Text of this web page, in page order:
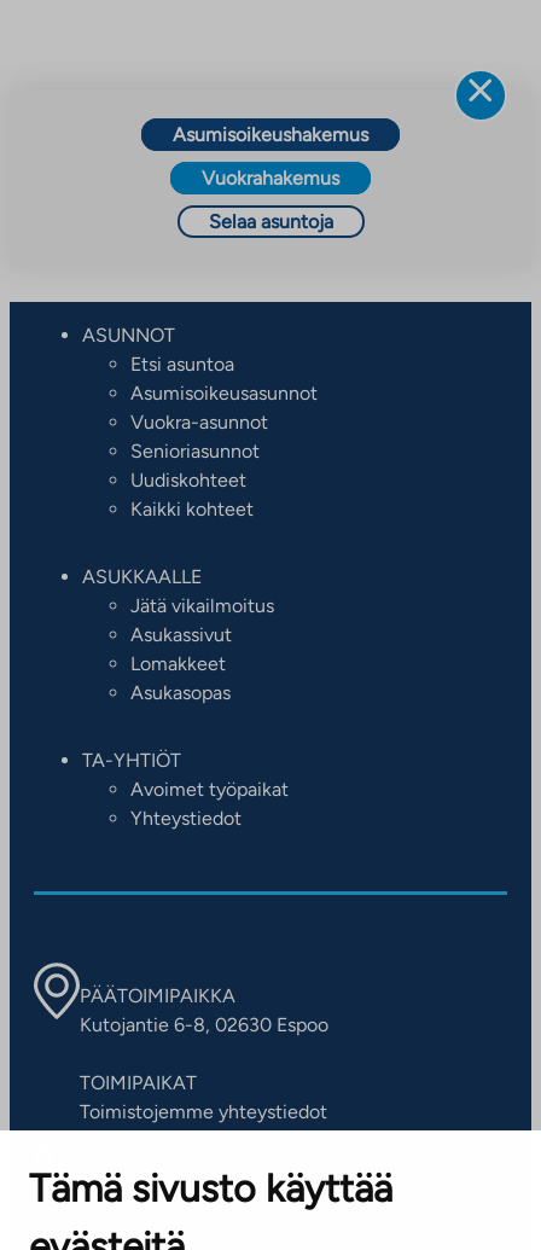
Tämä sivusto käyttää
uuteen
välilehteen
Asumisoikeushakemus
Vuokrahakemus
Selaa asuntoja
ASUNNOT
Etsi asuntoa
Asumisoikeusasunnot
Vuokra-asunnot
Senioriasunnot
Uudiskohteet
Kaikki kohteet
ASUKKAALLE
Jätä vikailmoitus
Asukassivut
Lomakkeet
Asukasopas
TA-YHTIÖT
Avoimet työpaikat
Yhteystiedot
PÄÄTOIMIPAIKKA
Kutojantie 6-8, 02630 Espoo
TOIMIPAIKAT
Toimistojemme yhteystiedot
ASIAKASPALVELUKESKUS
Puh. 045 7734 3777
(arkisin klo 8-16)